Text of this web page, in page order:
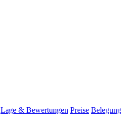
Lage & Bewertungen Preise Belegung